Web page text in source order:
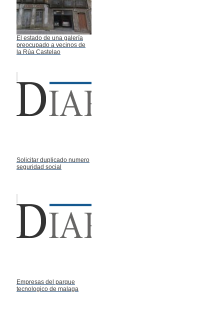
El estado de una galería
preocupado a vecinos de
la Rúa Castelao
Solicitar duplicado numero
seguridad social
Empresas del parque
tecnologico de malaga